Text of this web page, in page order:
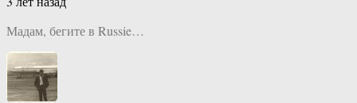
Мадам, бегите в Russie…